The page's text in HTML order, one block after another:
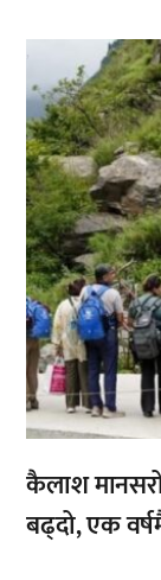
,
कैलाश
बढ्दो, एक